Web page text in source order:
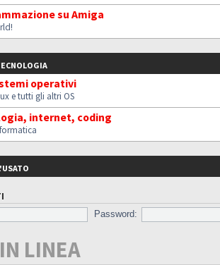
su Amiga
operativi
e tutti gli altri OS
internet, coding
Password:
LINEA